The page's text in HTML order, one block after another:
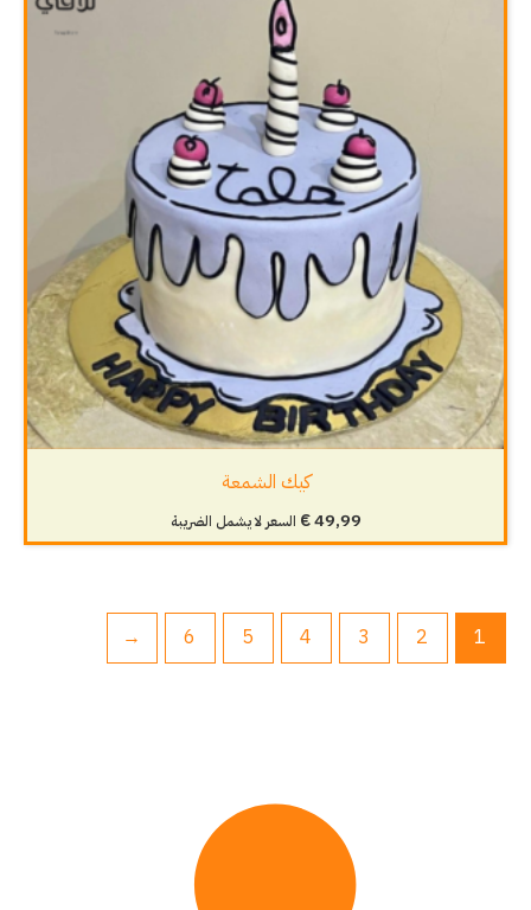
كيك الشمعة
€49,99 السعر لا يشمل الضريبة
1
2
3
4
5
6
←